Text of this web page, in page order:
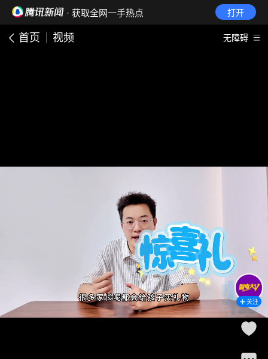
· 获取全网一手热点 打开
首页 视频 无障碍
关注